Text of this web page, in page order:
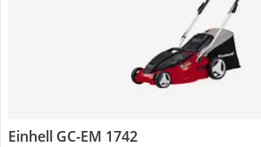
Einhell GC-EM 1742